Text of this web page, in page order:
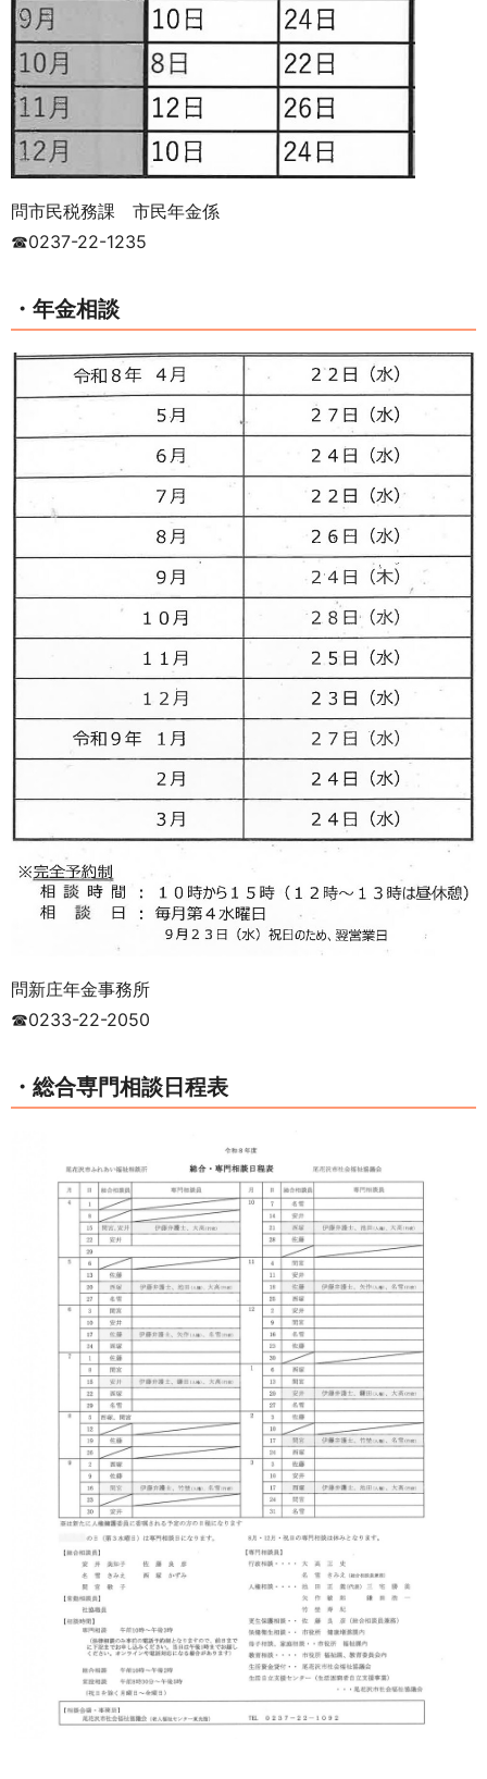
問市民税務課 市民年金係
☎0237-22-1235
・年金相談
問新庄年金事務所
☎0233-22-2050
・総合専門相談日程表